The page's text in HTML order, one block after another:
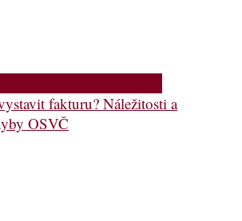
fakturu? Náležitosti a
OSVČ